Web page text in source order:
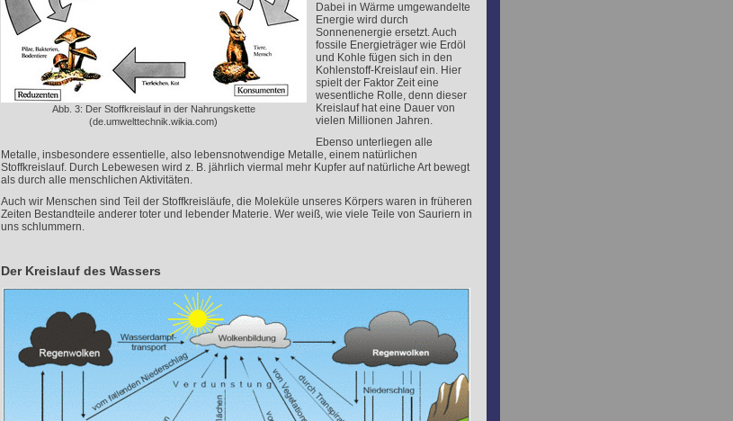
Abb. 3: Der Stoffkreislauf in der Nahrungskette
(de.umwelttechnik.wikia.com)
Dabei in Wärme umgewandelte
Energie wird durch
Sonnenenergie ersetzt. Auch
fossile Energieträger wie Erdöl
und Kohle fügen sich in den
Kohlenstoff-Kreislauf ein. Hier
spielt der Faktor Zeit eine
wesentliche Rolle, denn dieser
Kreislauf hat eine Dauer von
vielen Millionen Jahren.
Ebenso unterliegen alle
Metalle, insbesondere essentielle, also lebensnotwendige Metalle, einem natürlichen
Stoffkreislauf. Durch Lebewesen wird z. B. jährlich viermal mehr Kupfer auf natürliche Art bewegt
als durch alle menschlichen Aktivitäten.
Auch wir Menschen sind Teil der Stoffkreisläufe, die Moleküle unseres Körpers waren in früheren
Zeiten Bestandteile anderer toter und lebender Materie. Wer weiß, wie viele Teile von Sauriern in
uns schlummern.
Der Kreislauf des Wassers